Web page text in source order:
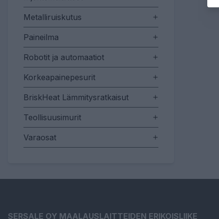
Metalliruiskutus
Paineilma
Robotit ja automaatiot
Korkeapainepesurit
BriskHeat Lämmitysratkaisut
Teollisuusimurit
Varaosat
SERSALE OY MAALAUSLAITTEIDEN ERIKOISLIIKE